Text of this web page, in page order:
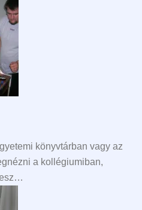
könyvtárban vagy az
a kollégiumiban,